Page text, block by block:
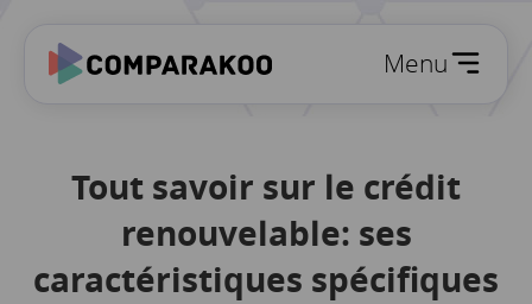
Menu
Tout savoir sur le crédit
renouvelable: ses
caractéristiques spécifiques